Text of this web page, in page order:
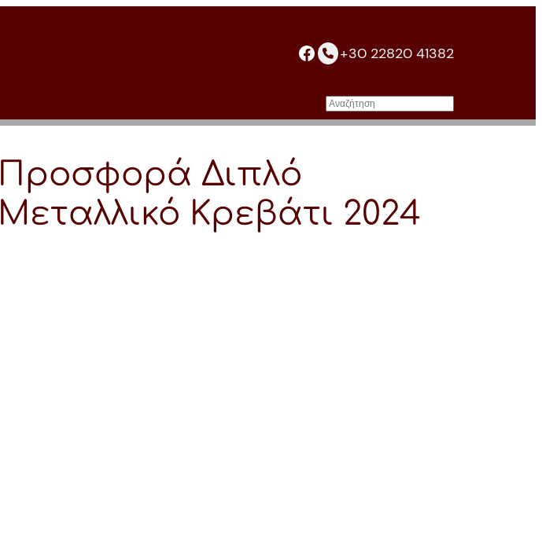
facebook+30 22820 41382
Αναζήτηση
Προσφορά Διπλό
Μεταλλικό Κρεβάτι 2024